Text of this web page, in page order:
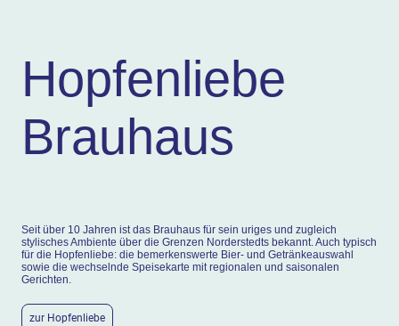
Hopfenliebe
Brauhaus
Seit über 10 Jahren ist das Brauhaus für sein uriges und zugleich
stylisches Ambiente über die Grenzen Norderstedts bekannt. Auch typisch
für die Hopfenliebe: die bemerkenswerte Bier- und Getränkeauswahl
sowie die wechselnde Speisekarte mit regionalen und saisonalen
Gerichten.
zur Hopfenliebe